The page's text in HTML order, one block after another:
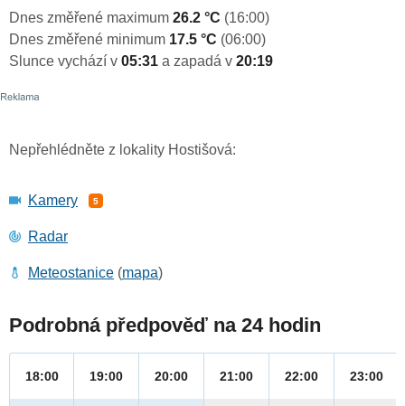
Dnes změřené maximum 26.2 °C (16:00)
Dnes změřené minimum 17.5 °C (06:00)
Slunce vychází v 05:31 a zapadá v 20:19
Nepřehlédněte z lokality Hostišová:
Kamery 5
Radar
Meteostanice (mapa)
Podrobná předpověď na 24 hodin
18:00 19:00 20:00 21:00 22:00 23:00